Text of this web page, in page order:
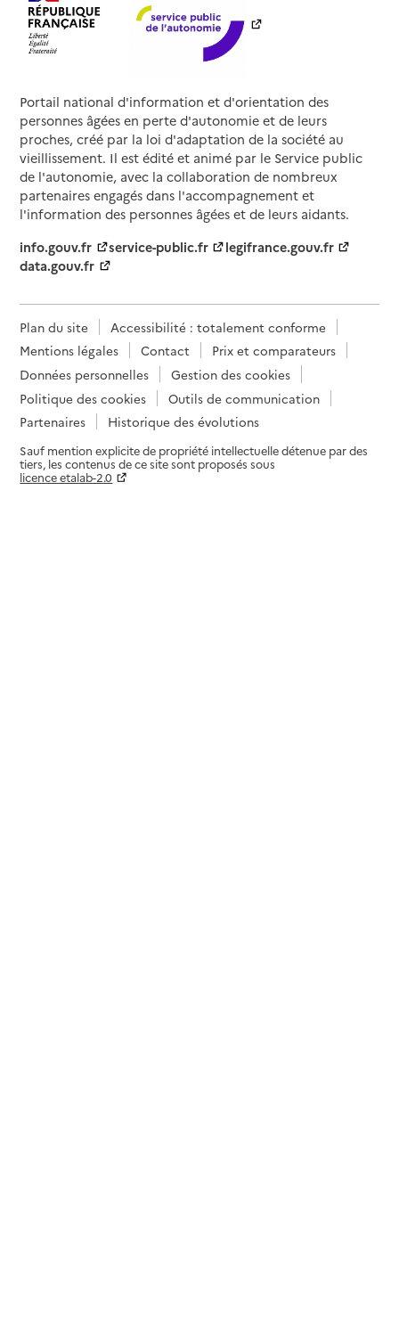
Portail national d'information et d'orientation des
personnes âgées en perte d'autonomie et de leurs
proches, créé par la loi d'adaptation de la société au
vieillissement. Il est édité et animé par le Service public
de l'autonomie, avec la collaboration de nombreux
partenaires engagés dans l'accompagnement et
l'information des personnes âgées et de leurs aidants.
info.gouv.fr
service-public.fr
legifrance.gouv.fr
data.gouv.fr
Plan du site
Accessibilité : totalement conforme
Mentions légales
Contact
Prix et comparateurs
Données personnelles
Gestion des cookies
Politique des cookies
Outils de communication
Partenaires
Historique des évolutions
Sauf mention explicite de propriété intellectuelle détenue par des
tiers, les contenus de ce site sont proposés sous
licence etalab-2.0